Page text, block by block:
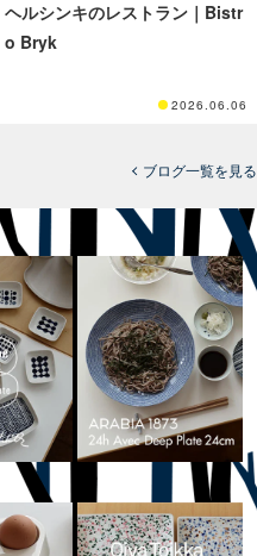
ヘルシンキのレストラン｜Bistr
o Bryk
2026.06.06
ブログ一覧を見る